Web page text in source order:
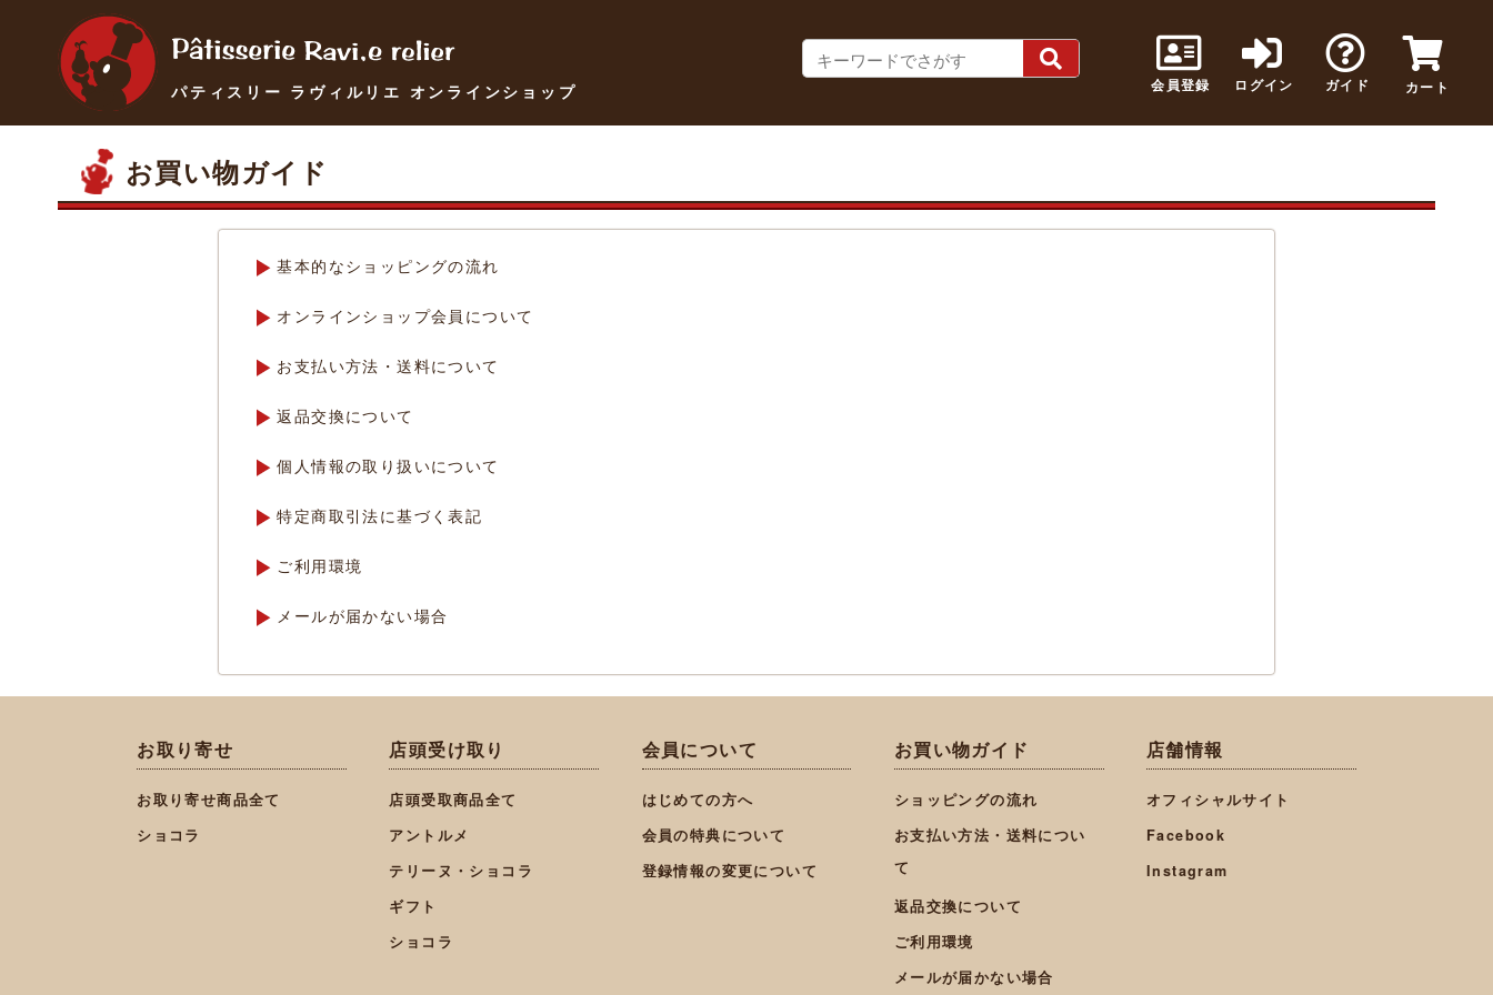
会員登録 ログイン ガイド カート
パティスリー ラヴィルリエ オンラインショップ
お買い物ガイド
基本的なショッピングの流れ
オンラインショップ会員について
お支払い方法・送料について
返品交換について
個人情報の取り扱いについて
特定商取引法に基づく表記
ご利用環境
メールが届かない場合
お取り寄せ
お取り寄せ商品全て
ショコラ
店頭受け取り
店頭受取商品全て
アントルメ
テリーヌ・ショコラ
ギフト
ショコラ
会員について
はじめての方へ
会員の特典について
登録情報の変更について
お買い物ガイド
ショッピングの流れ
お支払い方法・送料につい
て
返品交換について
ご利用環境
メールが届かない場合
店舗情報
オフィシャルサイト
Facebook
Instagram